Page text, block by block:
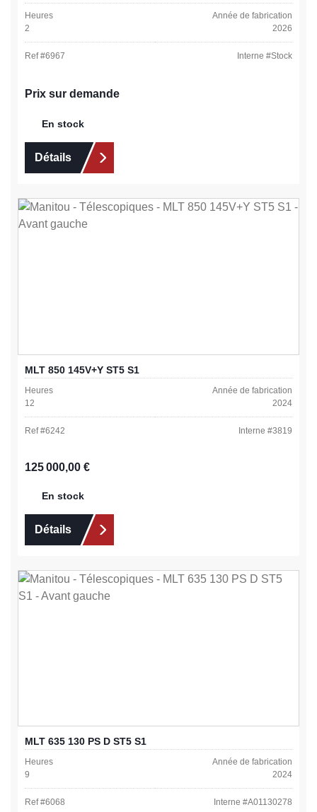
Heures
2
Année de fabrication
2026
Ref #6967 Interne #Stock
Prix sur demande
En stock
Détails
MLT 850 145V+Y ST5 S1
Heures
12
Année de fabrication
2024
Ref #6242 Interne #3819
Prix régulier :
125 000,00 €
En stock
Détails
MLT 635 130 PS D ST5 S1
Heures
9
Année de fabrication
2024
Ref #6068 Interne #A01130278